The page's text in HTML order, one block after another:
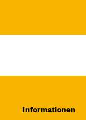
Informationen